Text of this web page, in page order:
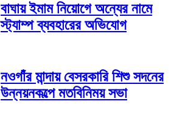
বাঘায় ইমাম নিয়োগে অন্যের নামে
স্ট্যাম্প ব্যবহারের অভিযোগ
নওগাঁর মান্দায় বেসরকারি শিশু সদনের
উন্নয়নকল্পে মতবিনিময় সভা